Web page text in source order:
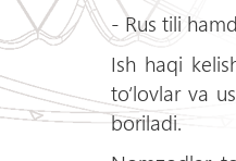
- Rus tili
Ish haqi
tо‘lovlar va
boriladi.